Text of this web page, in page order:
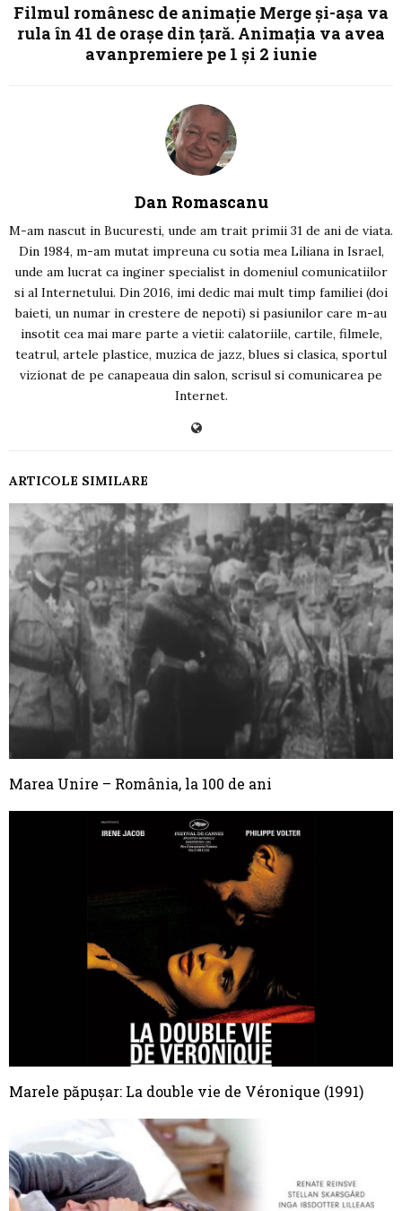
Filmul românesc de animație Merge și-așa va
rula în 41 de orașe din țară. Animația va avea
avanpremiere pe 1 și 2 iunie
Dan Romascanu
M-am nascut in Bucuresti, unde am trait primii 31 de ani de viata.
Din 1984, m-am mutat impreuna cu sotia mea Liliana in Israel,
unde am lucrat ca inginer specialist in domeniul comunicatiilor
si al Internetului. Din 2016, imi dedic mai mult timp familiei (doi
baieti, un numar in crestere de nepoti) si pasiunilor care m-au
insotit cea mai mare parte a vietii: calatoriile, cartile, filmele,
teatrul, artele plastice, muzica de jazz, blues si clasica, sportul
vizionat de pe canapeaua din salon, scrisul si comunicarea pe
Internet.
ARTICOLE SIMILARE
Marea Unire – România, la 100 de ani
Marele păpușar: La double vie de Véronique (1991)